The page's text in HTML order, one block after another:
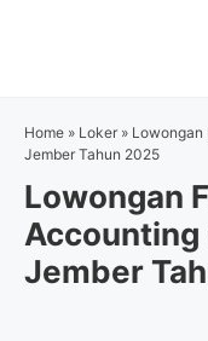
Home » Loker » Lowongan
Jember Tahun 2025
Lowongan
Jember